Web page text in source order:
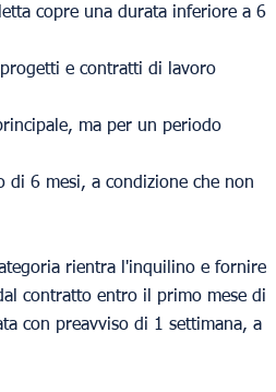
copre una durata inferiore a 6
e contratti di lavoro
ma per un periodo
di 6 mesi, a condizione che non
rientra l'inquilino e fornire
contratto entro il primo mese di
con preavviso di 1 settimana, a